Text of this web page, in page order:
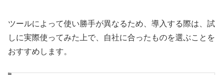
ツールによって使い勝手が異なるため、導入する際は、試
しに実際使ってみた上で、自社に合ったものを選ぶことを
おすすめします。